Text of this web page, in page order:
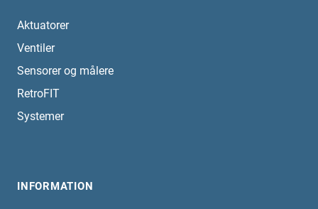
Aktuatorer
Ventiler
Sensorer og målere
RetroFIT
Systemer
INFORMATION